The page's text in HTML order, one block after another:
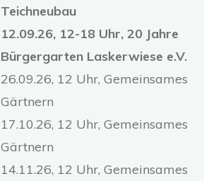
Teichneubau
12.09.26, 12-18 Uhr, 20 Jahre
Bürgergarten Laskerwiese e.V.
26.09.26, 12 Uhr, Gemeinsames
Gärtnern
17.10.26, 12 Uhr, Gemeinsames
Gärtnern
14.11.26, 12 Uhr, Gemeinsames